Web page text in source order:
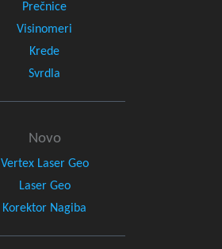
Prečnice
Visinomeri
Krede
Svrdla
Novo
Vertex Laser Geo
Laser Geo
Korektor Nagiba